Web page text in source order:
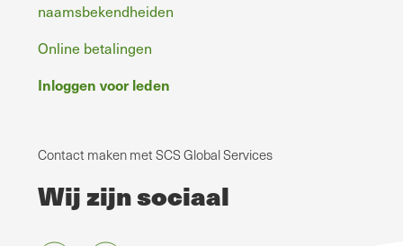
naamsbekendheiden
Online betalingen
Inloggen voor leden
Contact maken met SCS Global Services
Wij zijn sociaal